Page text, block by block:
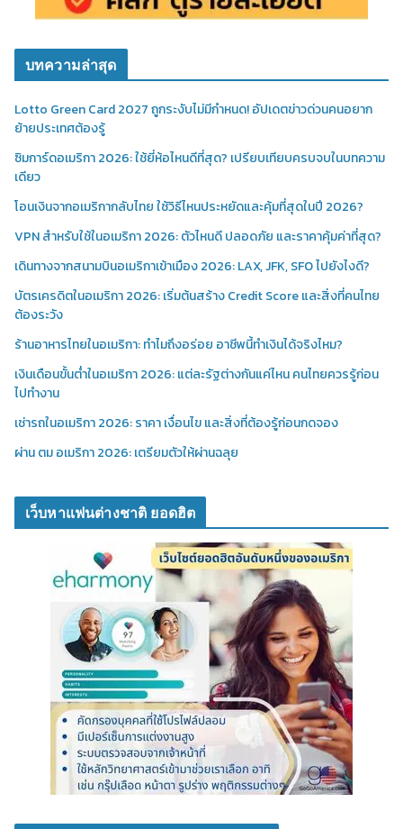
บทความล่าสุด
Lotto Green Card 2027 ถูกระงับไม่มีกำหนด! อัปเดตข่าวด่วนคนอยาก
ย้ายประเทศต้องรู้
ซิมการ์ดอเมริกา 2026: ใช้ยี่ห้อไหนดีที่สุด? เปรียบเทียบครบจบในบทความ
เดียว
โอนเงินจากอเมริกากลับไทย ใช้วิธีไหนประหยัดและคุ้มที่สุดในปี 2026?
VPN สำหรับใช้ในอเมริกา 2026: ตัวไหนดี ปลอดภัย และราคาคุ้มค่าที่สุด?
เดินทางจากสนามบินอเมริกาเข้าเมือง 2026: LAX, JFK, SFO ไปยังไงดี?
บัตรเครดิตในอเมริกา 2026: เริ่มต้นสร้าง Credit Score และสิ่งที่คนไทย
ต้องระวัง
ร้านอาหารไทยในอเมริกา: ทำไมถึงอร่อย อาชีพนี้ทำเงินได้จริงไหม?
เงินเดือนขั้นต่ำในอเมริกา 2026: แต่ละรัฐต่างกันแค่ไหน คนไทยควรรู้ก่อน
ไปทำงาน
เช่ารถในอเมริกา 2026: ราคา เงื่อนไข และสิ่งที่ต้องรู้ก่อนกดจอง
ผ่าน ตม อเมริกา 2026: เตรียมตัวให้ผ่านฉลุย
เว็บหาแฟนต่างชาติ ยอดฮิต